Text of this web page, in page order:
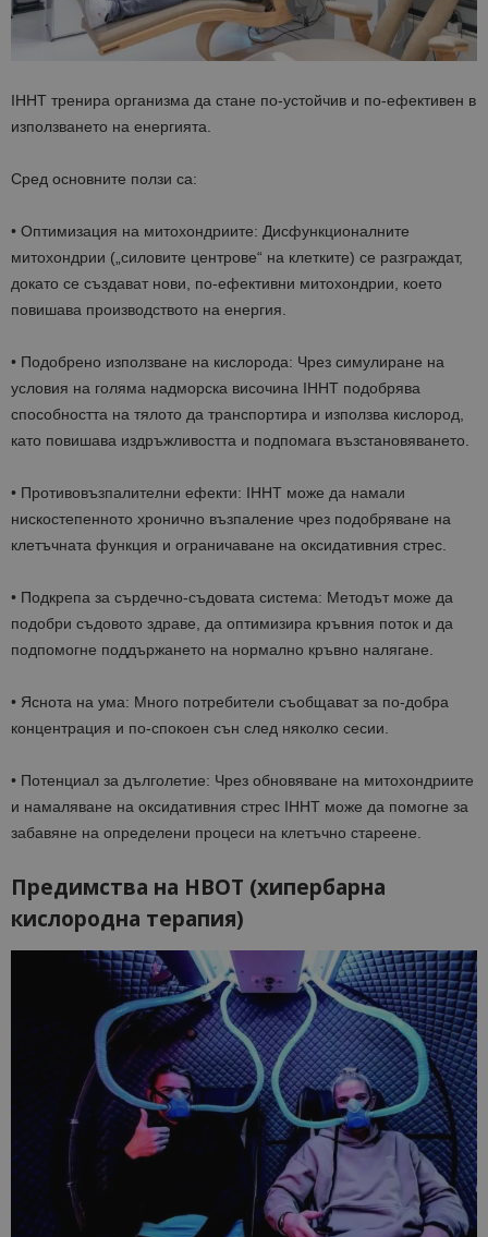
IHHT тренира организма да стане по-устойчив и по-ефективен в
използването на енергията.
Сред основните ползи са:
• Оптимизация на митохондриите: Дисфункционалните
митохондрии („силовите центрове“ на клетките) се разграждат,
докато се създават нови, по-ефективни митохондрии, което
повишава производството на енергия.
• Подобрено използване на кислорода: Чрез симулиране на
условия на голяма надморска височина IHHT подобрява
способността на тялото да транспортира и използва кислород,
като повишава издръжливостта и подпомага възстановяването.
• Противовъзпалителни ефекти: IHHT може да намали
нискостепенното хронично възпаление чрез подобряване на
клетъчната функция и ограничаване на оксидативния стрес.
• Подкрепа за сърдечно-съдовата система: Методът може да
подобри съдовото здраве, да оптимизира кръвния поток и да
подпомогне поддържането на нормално кръвно налягане.
• Яснота на ума: Много потребители съобщават за по-добра
концентрация и по-спокоен сън след няколко сесии.
• Потенциал за дълголетие: Чрез обновяване на митохондриите
и намаляване на оксидативния стрес IHHT може да помогне за
забавяне на определени процеси на клетъчно стареене.
Предимства на HBOT (хипербарна
кислородна терапия)